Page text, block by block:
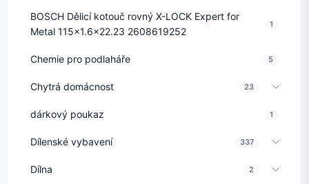
BOSCH Dělicí kotouč rovný X-LOCK Expert for
Metal 115x1.6x22.23 2608619252
1
Chemie pro podlaháře 5
Chytrá domácnost 23
dárkový poukaz 1
Dílenské vybavení 337
Dílna 2